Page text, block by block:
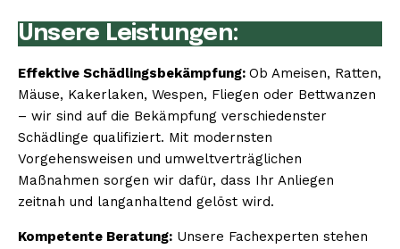
Unsere Leistungen:
Effektive Schädlingsbekämpfung: Ob Ameisen, Ratten,
Mäuse, Kakerlaken, Wespen, Fliegen oder Bettwanzen
– wir sind auf die Bekämpfung verschiedenster
Schädlinge qualifiziert. Mit modernsten
Vorgehensweisen und umweltverträglichen
Maßnahmen sorgen wir dafür, dass Ihr Anliegen
zeitnah und langanhaltend gelöst wird.
Kompetente Beratung: Unsere Fachexperten stehen